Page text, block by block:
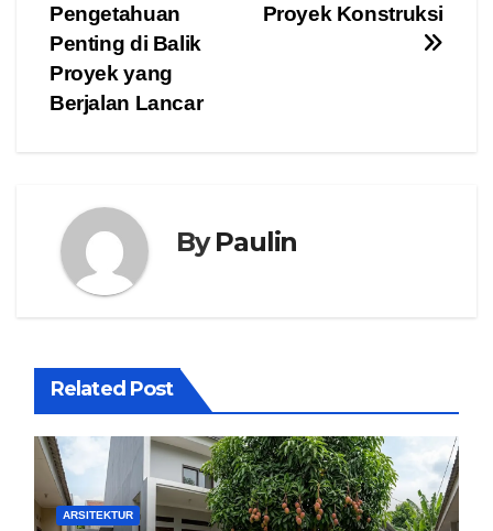
Proyek Konstruksi
Pengetahuan
Penting di Balik
Proyek yang
Berjalan Lancar
ByPaulin
Related Post
ARSITEKTUR